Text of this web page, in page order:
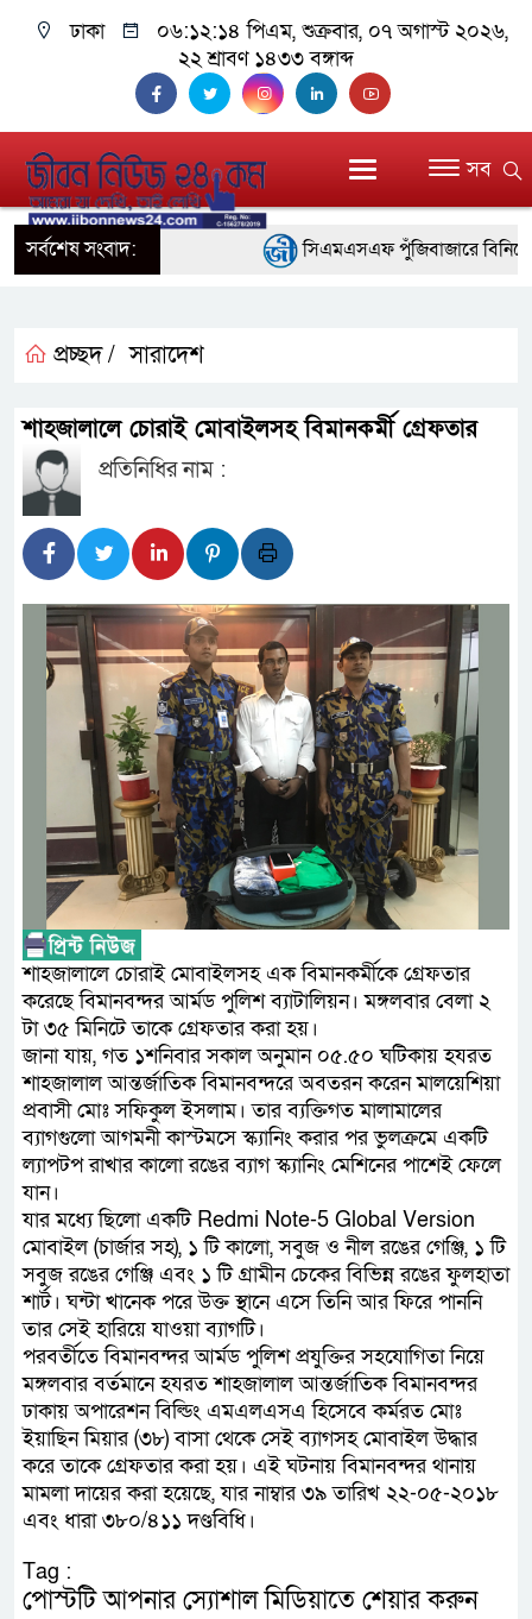
ঢাকা ০৬:১২:১৪ পিএম, শুক্রবার, ০৭ অগাস্ট ২০২৬,
২২ শ্রাবণ ১৪৩৩ বঙ্গাব্দ
সব
সর্বশেষ সংবাদ:
সিএমএসএফ পুঁজিবাজারে
নদী দূষণ রোধে সমন্বিত পদক্ষেপ
লালমনিরহাটে মাদকসহ
ওমানের সঙ্গে ইরানের হরমুজ
ফ্যাসিবাদবিরোধী আন্দোলনে
নিরপেক্ষ ও বিশ্বাসযোগ্য : প্রধানমন্ত্রী
বাগেরহাট মেডিকেল ফাউন্ডেশনের
জুলাই স্মৃতি জাদুঘরের দুয়ার খুলেছে,
ফিলিপাইনের দক্ষিণ উপকূলে ৬.৩
আগস্টের শেষ সপ্তাহে খুলছে
প্রচ্ছদ / সারাদেশ
শাহজালালে চোরাই মোবাইলসহ বিমানকর্মী গ্রেফতার
প্রতিনিধির নাম :
শাহজালালে চোরাই মোবাইলসহ এক বিমানকর্মীকে গ্রেফতার
করেছে বিমানবন্দর আর্মড পুলিশ ব্যাটালিয়ন। মঙ্গলবার বেলা ২
টা ৩৫ মিনিটে তাকে গ্রেফতার করা হয়।
জানা যায়, গত ১শনিবার সকাল অনুমান ০৫.৫০ ঘটিকায় হযরত
শাহজালাল আন্তর্জাতিক বিমানবন্দরে অবতরন করেন মালয়েশিয়া
প্রবাসী মোঃ সফিকুল ইসলাম। তার ব্যক্তিগত মালামালের
ব্যাগগুলো আগমনী কাস্টমসে স্ক্যানিং করার পর ভুলক্রমে একটি
ল্যাপটপ রাখার কালো রঙের ব্যাগ স্ক্যানিং মেশিনের পাশেই ফেলে
যান।
যার মধ্যে ছিলো একটি Redmi Note-5 Global Version
মোবাইল (চার্জার সহ), ১ টি কালো, সবুজ ও নীল রঙের গেঞ্জি, ১ টি
সবুজ রঙের গেঞ্জি এবং ১ টি গ্রামীন চেকের বিভিন্ন রঙের ফুলহাতা
শার্ট। ঘন্টা খানেক পরে উক্ত স্থানে এসে তিনি আর ফিরে পাননি
তার সেই হারিয়ে যাওয়া ব্যাগটি।
পরবর্তীতে বিমানবন্দর আর্মড পুলিশ প্রযুক্তির সহযোগিতা নিয়ে
মঙ্গলবার বর্তমানে হযরত শাহজালাল আন্তর্জাতিক বিমানবন্দর
ঢাকায় অপারেশন বিল্ডিং এমএলএসএ হিসেবে কর্মরত মোঃ
ইয়াছিন মিয়ার (৩৮) বাসা থেকে সেই ব্যাগসহ মোবাইল উদ্ধার
করে তাকে গ্রেফতার করা হয়। এই ঘটনায় বিমানবন্দর থানায়
মামলা দায়ের করা হয়েছে, যার নাম্বার ৩৯ তারিখ ২২-০৫-২০১৮
এবং ধারা ৩৮০/৪১১ দণ্ডবিধি।
Tag :
পোস্টটি আপনার স্যোশাল মিডিয়াতে শেয়ার করুন